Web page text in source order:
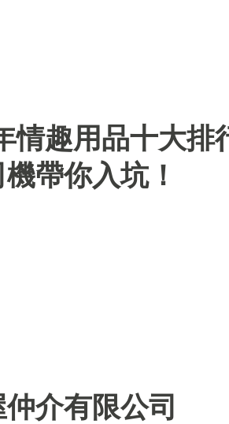
情趣用品十大
帶你入坑！
介有限公司